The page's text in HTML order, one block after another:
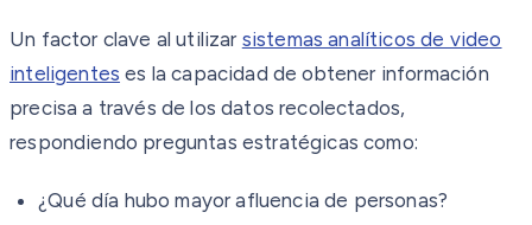
Un factor clave al utilizar sistemas analíticos de video
inteligentes es la capacidad de obtener información
precisa a través de los datos recolectados,
respondiendo preguntas estratégicas como:
¿Qué día hubo mayor afluencia de personas?